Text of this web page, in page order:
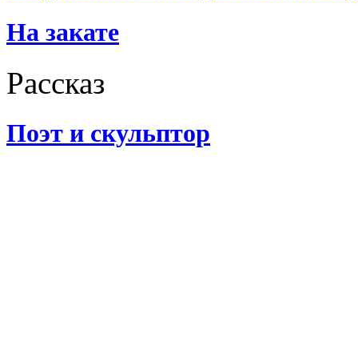
На закате
Рассказ
Поэт и скульптор